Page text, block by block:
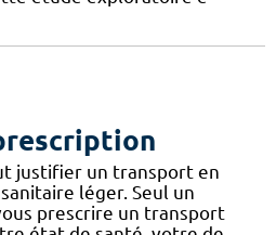
justifier un transport en
léger. Seul un
prescrire un transport